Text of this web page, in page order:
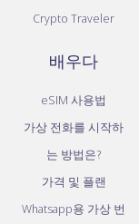
Crypto Traveler
배우다
eSIM 사용법
가상 전화를 시작하
는 방법은?
가격 및 플랜
Whatsapp용 가상 번